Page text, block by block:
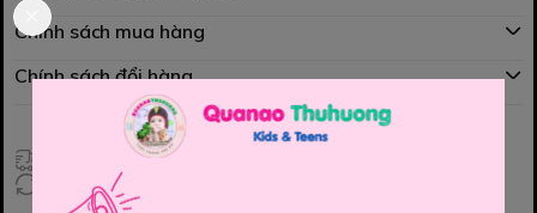
Chính sách mua hàng
Chính sách đổi hàng
Giao hàng toàn quốc
Đổi hàng 3 ngày (HCM), 7 ngày (Tỉnh)